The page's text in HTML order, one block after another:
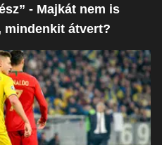
- Majkát nem is
mindenkit átvert?